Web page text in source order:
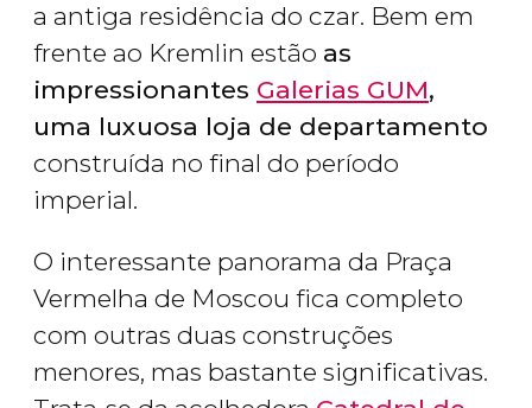
a antiga residência do czar. Bem em
frente ao Kremlin estão as
impressionantes Galerias GUM,
uma luxuosa loja de departamento
construída no final do período
imperial.
O interessante panorama da Praça
Vermelha de Moscou fica completo
com outras duas construções
menores, mas bastante significativas.